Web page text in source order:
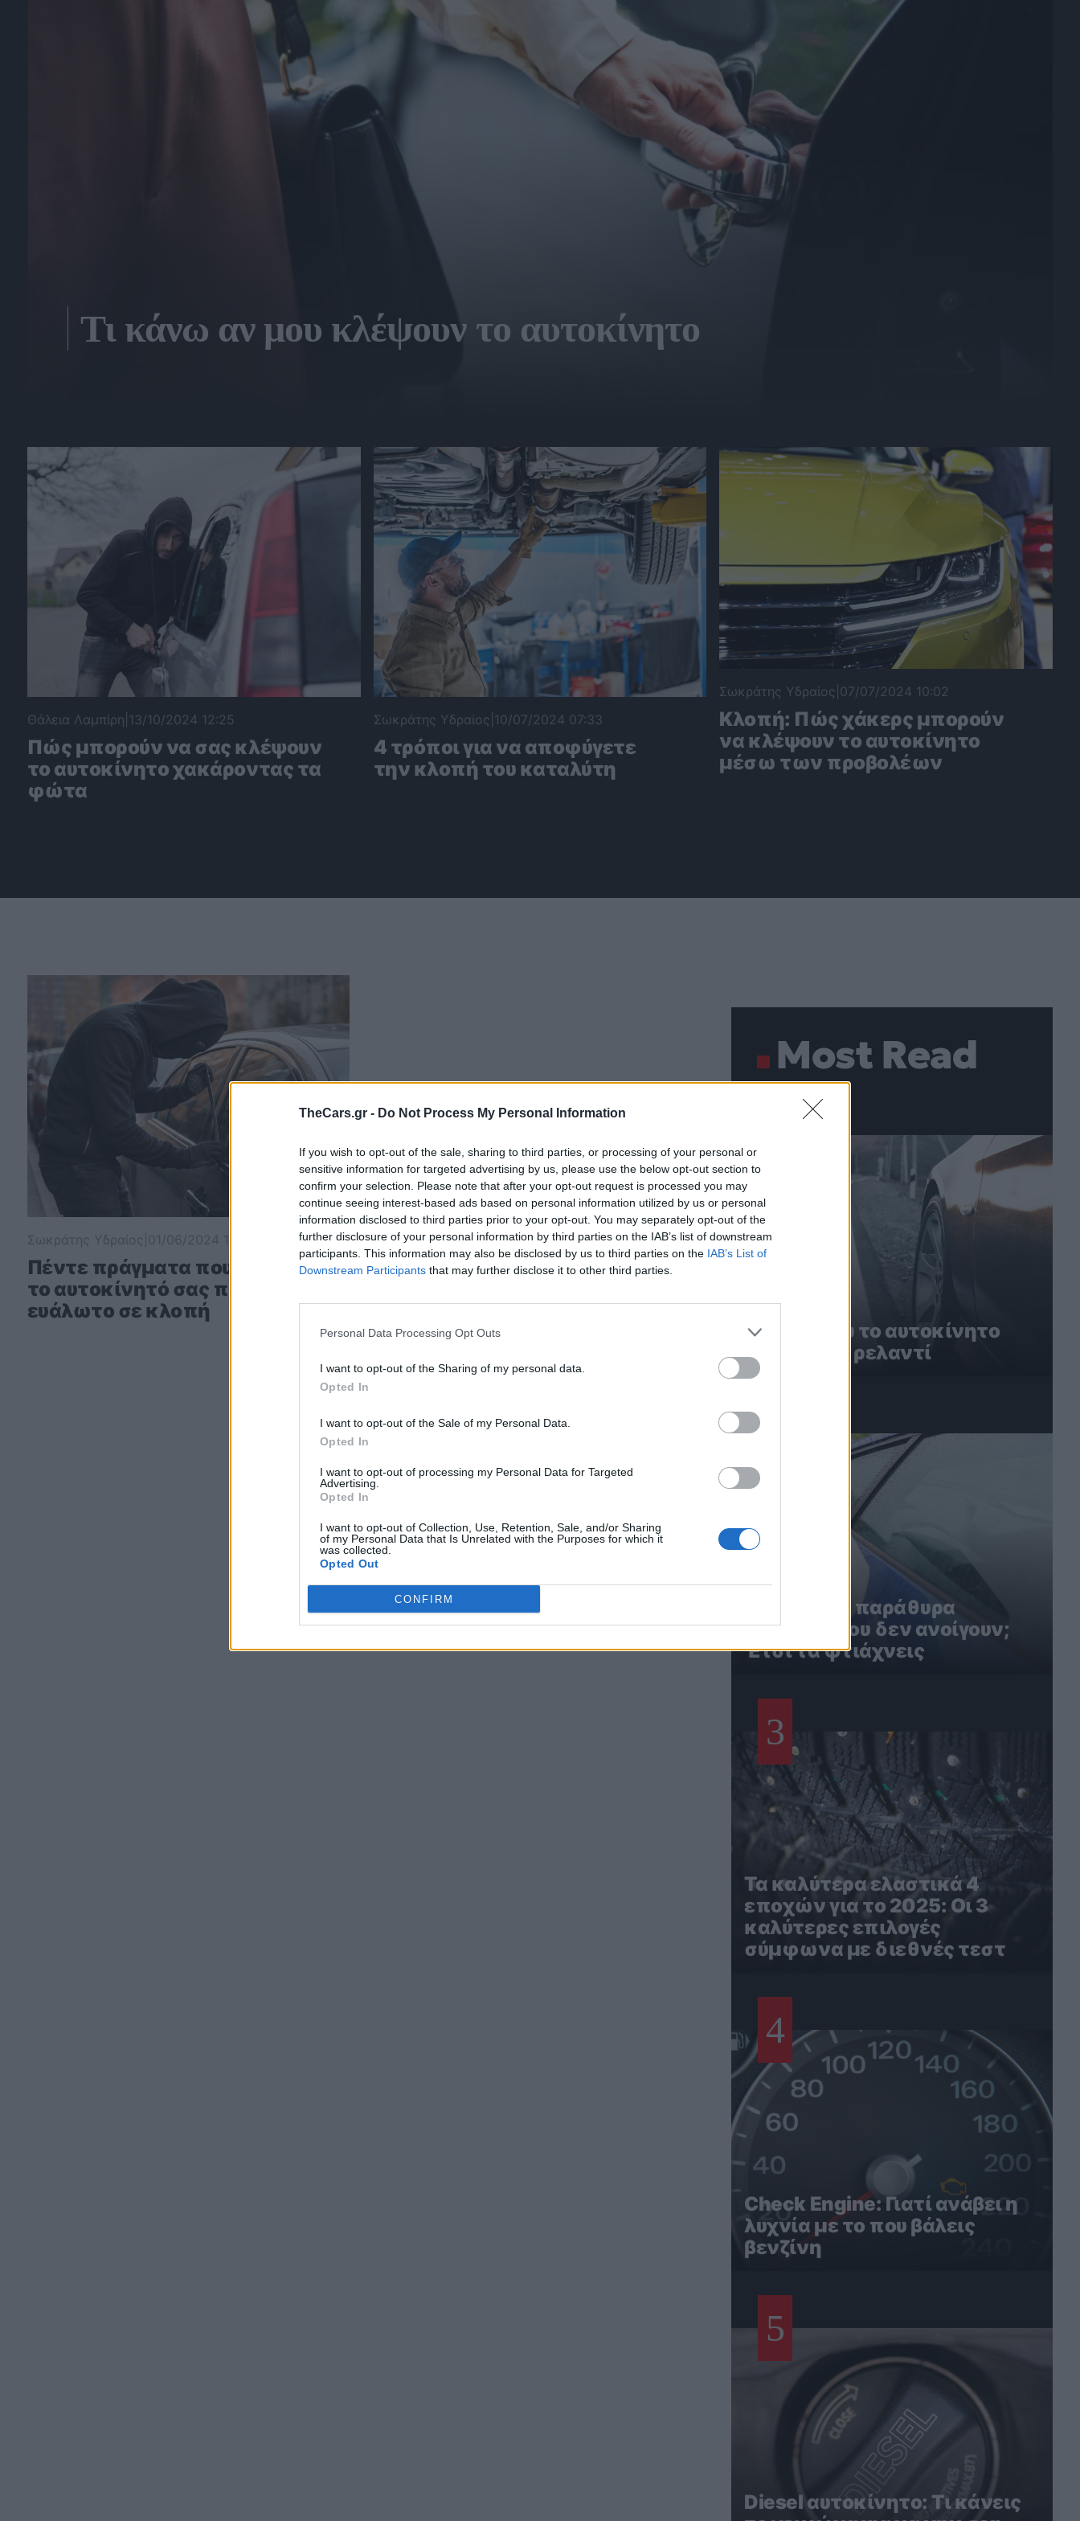
TheCars.gr - Do Not Process My Personal Information
If you wish to opt-out of the sale, sharing to third parties, or processing of your personal or
sensitive information for targeted advertising by us, please use the below opt-out section to
confirm your selection. Please note that after your opt-out request is processed you may
continue seeing interest-based ads based on personal information utilized by us or personal
information disclosed to third parties prior to your opt-out. You may separately opt-out of the
further disclosure of your personal information by third parties on the IAB’s list of downstream
participants. This information may also be disclosed by us to third parties on the IAB’s List of
Downstream Participants that may further disclose it to other third parties.
Personal Data Processing Opt Outs
I want to opt-out of the Sharing of my personal data.
Opted In
I want to opt-out of the Sale of my Personal Data.
Opted In
I want to opt-out of processing my Personal Data for Targeted
Advertising.
Opted In
I want to opt-out of Collection, Use, Retention, Sale, and/or Sharing
of my Personal Data that Is Unrelated with the Purposes for which it
was collected.
Opted Out
CONFIRM
Τι κάνω αν μου κλέψουν το αυτοκίνητο
Θάλεια Λαμπίρη 13/10/2024 12:25
Πώς μπορούν να σας κλέψουν
το αυτοκίνητο χακάροντας τα
φώτα
Σωκράτης Υδραίος 10/07/2024 07:33
4 τρόποι για να αποφύγετε
την κλοπή του καταλύτη
Σωκράτης Υδραίος 07/07/2024 10:02
Κλοπή: Πώς χάκερς μπορούν
να κλέψουν το αυτοκίνητο
μέσω των προβολέων
Σωκράτης Υδραίος 01/06/2024 10:02
Πέντε πράγματα που κάνουν
το αυτοκίνητό σας πιο
ευάλωτο σε κλοπή
Most Read
5 λόγοι που το αυτοκίνητο
τρέμει στο ρελαντί
Ηλεκτρικά παράθυρα
αυτοκινήτου δεν ανοίγουν;
Έτσι τα φτιάχνεις
3
Τα καλύτερα ελαστικά 4
εποχών για το 2025: Οι 3
καλύτερες επιλογές
σύμφωνα με διεθνές τεστ
4
Check Engine: Γιατί ανάβει η
λυχνία με το που βάλεις
βενζίνη
5
Diesel αυτοκίνητο: Τι κάνεις